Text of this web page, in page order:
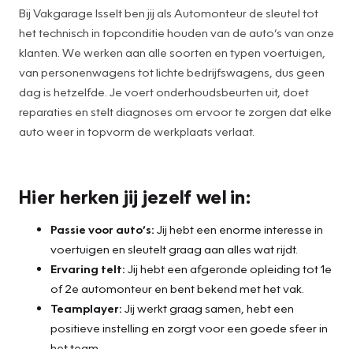
Bij Vakgarage Isselt ben jij als Automonteur de sleutel tot
het technisch in topconditie houden van de auto’s van onze
klanten. We werken aan alle soorten en typen voertuigen,
van personenwagens tot lichte bedrijfswagens, dus geen
dag is hetzelfde. Je voert onderhoudsbeurten uit, doet
reparaties en stelt diagnoses om ervoor te zorgen dat elke
auto weer in topvorm de werkplaats verlaat.
Hier herken jij jezelf wel in:
Passie voor auto’s: Jij hebt een enorme interesse in
voertuigen en sleutelt graag aan alles wat rijdt.
Ervaring telt: Jij hebt een afgeronde opleiding tot 1e
of 2e automonteur en bent bekend met het vak.
Teamplayer: Jij werkt graag samen, hebt een
positieve instelling en zorgt voor een goede sfeer in